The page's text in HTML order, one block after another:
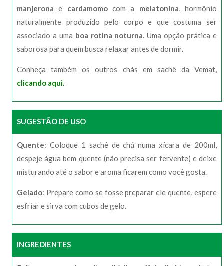
manjeronae cardamomocom a melatonina, hormônio
naturalmente produzido pelo corpo e que costuma ser
associado a uma boa rotina noturna. Uma opção prática e
saborosa para quem busca relaxar antes de dormir.
Conheça também os outros chás em sachê da Vemat,
clicando aqui.
SUGESTÃO DE USO
Quente: Coloque 1 sachê de chá numa xícara de 200ml,
despeje água bem quente (não precisa ser fervente) e deixe
misturando até o sabor e aroma ficarem como você gosta.
Gelado: Prepare como se fosse preparar ele quente, espere
esfriar e sirva com cubos de gelo.
INGREDIENTES